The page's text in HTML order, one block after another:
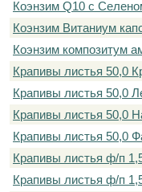
Коэнзим Q10 с
Коэнзим Витаниум
Коэнзим композитум
Крапивы листья 50,0
Крапивы листья 50,0
Крапивы листья 50,0
Крапивы листья 50,0
Крапивы листья ф/п
Крапивы листья ф/п